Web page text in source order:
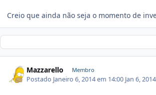
Creio que ainda não seja o momento de
Mazzarello Membro
Postado Janeiro 6, 2014 em 14:00 Jan 6, 2014